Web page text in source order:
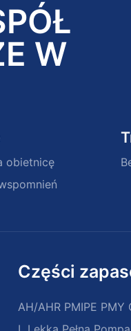
W
obietnicę
Części
AH/AHR PMIPE PMY